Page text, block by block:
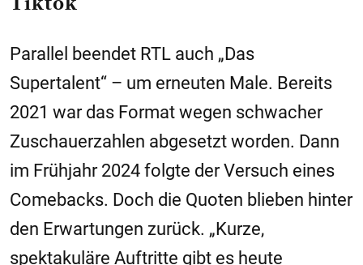
Parallel beendet RTL auch „Das
Supertalent“ – um erneuten Male. Bereits
2021 war das Format wegen schwacher
Zuschauerzahlen abgesetzt worden. Dann
im Frühjahr 2024 folgte der Versuch eines
Comebacks. Doch die Quoten blieben hinter
den Erwartungen zurück. „Kurze,
spektakuläre Auftritte gibt es heute